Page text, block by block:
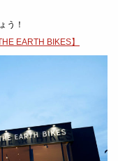
う！
EARTH BIKES】